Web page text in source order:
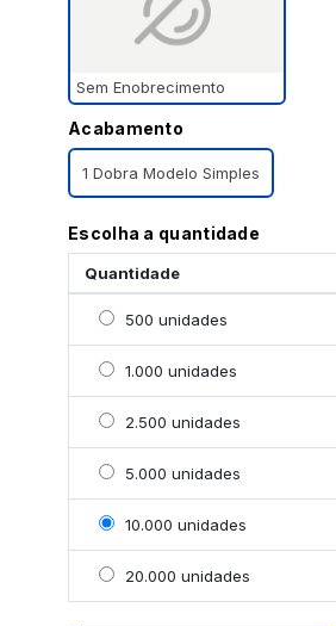
Sem Enobrecimento
Acabamento
1 Dobra Modelo Simples
Escolha a quantidade
Quantidade
Selecionar 500 unidades
500 unidades
Selecionar 1000 unidades
1.000 unidades
Selecionar 2500 unidades
2.500 unidades
Selecionar 5000 unidades
5.000 unidades
Selecionar 10000 unidades
10.000 unidades
Selecionar 20000 unidades
20.000 unidades